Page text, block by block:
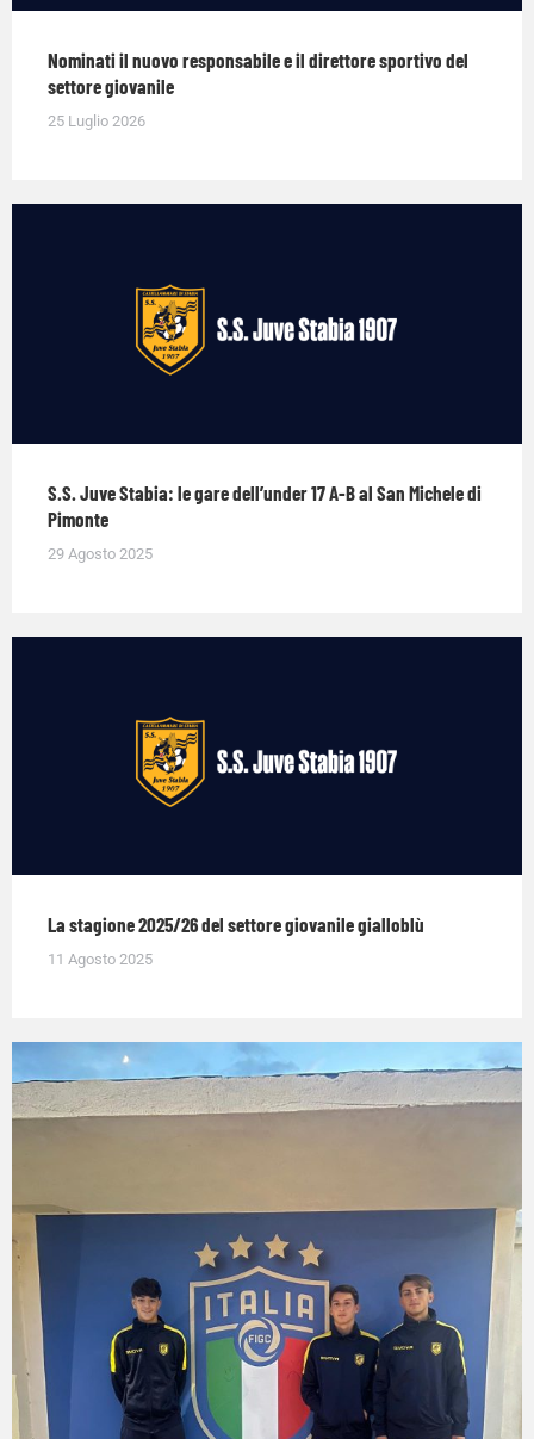
Nominati il nuovo responsabile e il direttore sportivo del
settore giovanile
25 Luglio 2026
S.S. Juve Stabia: le gare dell’under 17 A-B al San Michele di
Pimonte
29 Agosto 2025
La stagione 2025/26 del settore giovanile gialloblù
11 Agosto 2025